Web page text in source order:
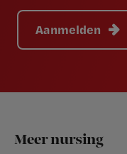
Aanmelden
Footer
Meer nursing